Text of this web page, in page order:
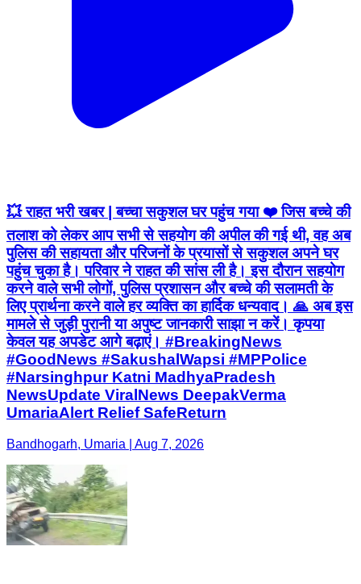
💥 राहत भरी खबर | बच्चा सकुशल घर पहुंच गया ❤️ जिस बच्चे की
तलाश को लेकर आप सभी से सहयोग की अपील की गई थी, वह अब
पुलिस की सहायता और परिजनों के प्रयासों से सकुशल अपने घर
पहुंच चुका है। परिवार ने राहत की सांस ली है। इस दौरान सहयोग
करने वाले सभी लोगों, पुलिस प्रशासन और बच्चे की सलामती के
लिए प्रार्थना करने वाले हर व्यक्ति का हार्दिक धन्यवाद। 🙏 अब इस
मामले से जुड़ी पुरानी या अपुष्ट जानकारी साझा न करें। कृपया
केवल यह अपडेट आगे बढ़ाएं। #BreakingNews
#GoodNews #SakushalWapsi #MPPolice
#Narsinghpur Katni MadhyaPradesh
NewsUpdate ViralNews DeepakVerma
UmariaAlert Relief SafeReturn
Bandhogarh, Umaria | Aug 7, 2026